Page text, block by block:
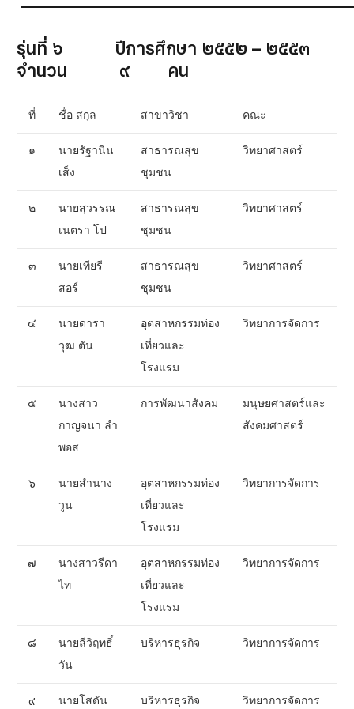
รุ่นที่ ๖ ปีการศึกษา ๒๕๕๒ – ๒๕๕๓
จำนวน ๙ คน
ที่ ชื่อ สกุล สาขาวิชา คณะ
๑
นายรัฐานิน
เส็ง
สาธารณสุข
ชุมชน
วิทยาศาสตร์
๒
นายสุวรรณ
เนตรา โป
สาธารณสุข
ชุมชน
วิทยาศาสตร์
๓
นายเทียรี
สอร์
สาธารณสุข
ชุมชน
วิทยาศาสตร์
๔
นายดารา
วุฒ ตัน
อุตสาหกรรมท่อง
เที่ยวและ
โรงแรม
วิทยาการจัดการ
๕
นางสาว
กาญจนา ลำ
พอส
การพัฒนาสังคม
มนุษยศาสตร์และ
สังคมศาสตร์
๖
นายสำนาง
วูน
อุตสาหกรรมท่อง
เที่ยวและ
โรงแรม
วิทยาการจัดการ
๗
นางสาวรีดา
ไท
อุตสาหกรรมท่อง
เที่ยวและ
โรงแรม
วิทยาการจัดการ
๘
นายลีวิฤทธิ์
วัน
บริหารธุรกิจ วิทยาการจัดการ
๙
นายโสดัน
บริหารธุรกิจ วิทยาการจัดการ